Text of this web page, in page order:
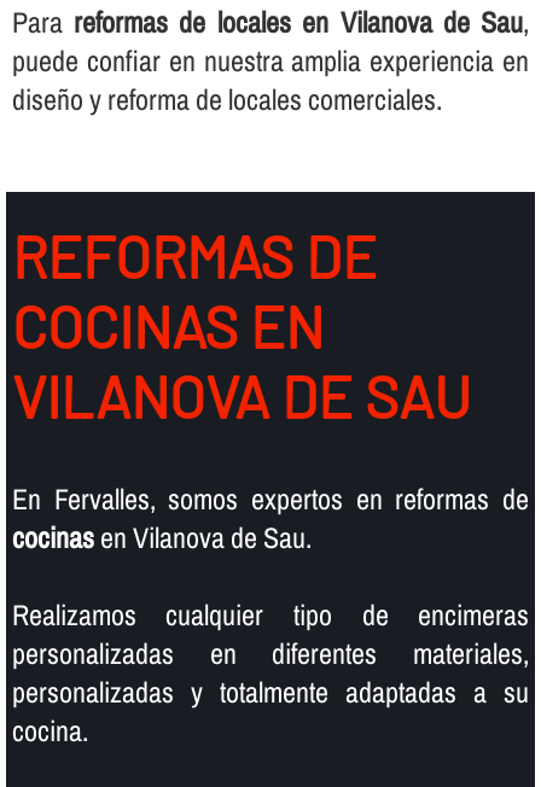
Para reformas de locales en Vilanova de Sau,
puede confiar en nuestra amplia experiencia en
diseño y reforma de locales comerciales.
REFORMAS DE
COCINAS EN
VILANOVA DE SAU
En Fervalles, somos expertos en reformas de
cocinasen Vilanova de Sau.
Realizamos cualquier tipo de encimeras
personalizadas en diferentes materiales,
personalizadas y totalmente adaptadas a su
cocina.